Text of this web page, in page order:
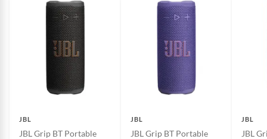
JBL
JBL Grip BT Portable
JBL
JBL Grip BT Portable
JBL
JBL